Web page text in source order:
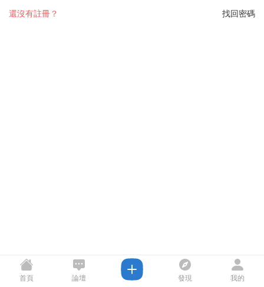
找回密碼
還沒有註冊？
首頁 論壇 發現 我的